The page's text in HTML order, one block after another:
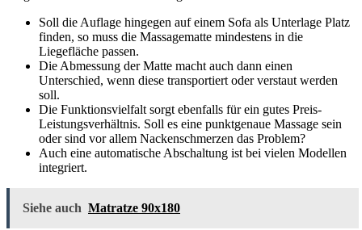
Soll die Auflage hingegen auf einem Sofa als Unterlage Platz
finden, so muss die Massagematte mindestens in die
Liegefläche passen.
Die Abmessung der Matte macht auch dann einen
Unterschied, wenn diese transportiert oder verstaut werden
soll.
Die Funktionsvielfalt sorgt ebenfalls für ein gutes Preis-
Leistungsverhältnis. Soll es eine punktgenaue Massage sein
oder sind vor allem Nackenschmerzen das Problem?
Auch eine automatische Abschaltung ist bei vielen Modellen
integriert.
Siehe auch Matratze 90x180